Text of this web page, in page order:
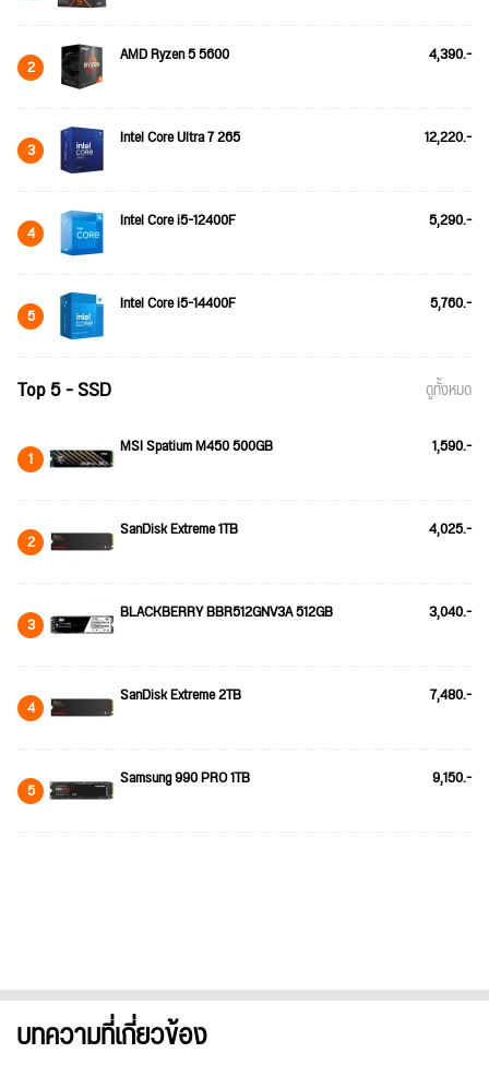
2 AMD Ryzen 5 5600 4,390.-
3 Intel Core Ultra 7 265 12,220.-
4 Intel Core i5-12400F 5,290.-
5 Intel Core i5-14400F 5,760.-
Top 5 - SSD ดูทั้งหมด
1 MSI Spatium M450 500GB 1,590.-
2 SanDisk Extreme 1TB 4,025.-
3 BLACKBERRY BBR512GNV3A 512GB 3,040.-
4 SanDisk Extreme 2TB 7,480.-
5 Samsung 990 PRO 1TB 9,150.-
บทความที่เกี่ยวข้อง